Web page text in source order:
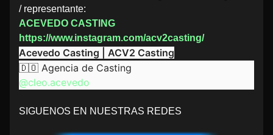
/ representante:
ACEVEDO CASTING
https://www.instagram.com/acv2casting/
Acevedo Casting | ACV2 Casting
🇩🇴 Agencia de Casting
@cleo.acevedo
SIGUENOS EN NUESTRAS REDES